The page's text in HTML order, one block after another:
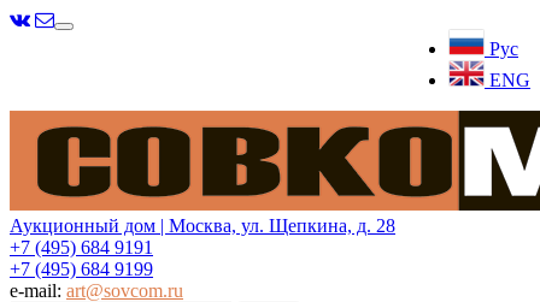
Рус
ENG
Меню
Аукционный дом | Москва, ул. Щепкина, д. 28
+7 (495) 684 9191
+7 (495) 684 9199
e-mail: art@sovcom.ru